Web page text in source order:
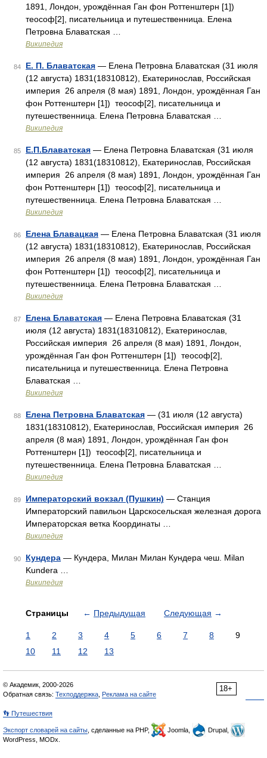
1891, Лондон, урождённая Ган фон Роттенштерн [1])
теософ[2], писательница и путешественница. Елена
Петровна Блаватская …
Википедия
84 Е. П. Блаватская — Елена Петровна Блаватская (31 июля
(12 августа) 1831(18310812), Екатеринослав, Российская
империя 26 апреля (8 мая) 1891, Лондон, урождённая Ган
фон Роттенштерн [1]) теософ[2], писательница и
путешественница. Елена Петровна Блаватская …
Википедия
85 Е.П.Блаватская — Елена Петровна Блаватская (31 июля
(12 августа) 1831(18310812), Екатеринослав, Российская
империя 26 апреля (8 мая) 1891, Лондон, урождённая Ган
фон Роттенштерн [1]) теософ[2], писательница и
путешественница. Елена Петровна Блаватская …
Википедия
86 Елена Блавацкая — Елена Петровна Блаватская (31 июля
(12 августа) 1831(18310812), Екатеринослав, Российская
империя 26 апреля (8 мая) 1891, Лондон, урождённая Ган
фон Роттенштерн [1]) теософ[2], писательница и
путешественница. Елена Петровна Блаватская …
Википедия
87 Елена Блаватская — Елена Петровна Блаватская (31
июля (12 августа) 1831(18310812), Екатеринослав,
Российская империя 26 апреля (8 мая) 1891, Лондон,
урождённая Ган фон Роттенштерн [1]) теософ[2],
писательница и путешественница. Елена Петровна
Блаватская …
Википедия
88 Елена Петровна Блаватская — (31 июля (12 августа)
1831(18310812), Екатеринослав, Российская империя 26
апреля (8 мая) 1891, Лондон, урождённая Ган фон
Роттенштерн [1]) теософ[2], писательница и
путешественница. Елена Петровна Блаватская …
Википедия
89 Императорский вокзал (Пушкин) — Станция
Императорский павильон Царскосельская железная дорога
Императорская ветка Координаты …
Википедия
90 Кундера — Кундера, Милан Милан Кундера чеш. Milan
Kundera …
Википедия
Страницы ← Предыдущая Следующая →
1 2 3 4 5 6 7 8
9
10
11 12 13
18+
© Академик, 2000-2026
Обратная связь: Техподдержка Реклама на сайте
👣 Путешествия
Экспорт словарей на сайты , сделанные на PHP, Joomla,
Drupal,
WordPress, MODx.